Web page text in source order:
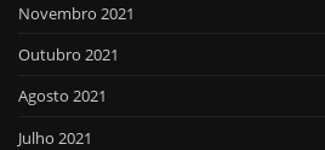
Novembro 2021
Outubro 2021
Agosto 2021
Julho 2021